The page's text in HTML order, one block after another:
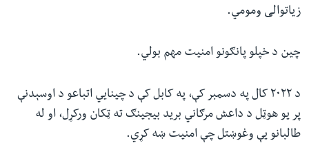
زیاتوالی ومومي.
چین د خپلو پانګونو امنیت مهم بولي.
د ۲۰۲۲ کال په دسمبر کې، په کابل کې د چینايي اتباعو د اوسېدنې
پر یو هوټل د داعش مرګاني برید بیجینګ ته ټکان ورکړل، او له
طالبانو یې وغوښتل چې امنیت ښه کړي.